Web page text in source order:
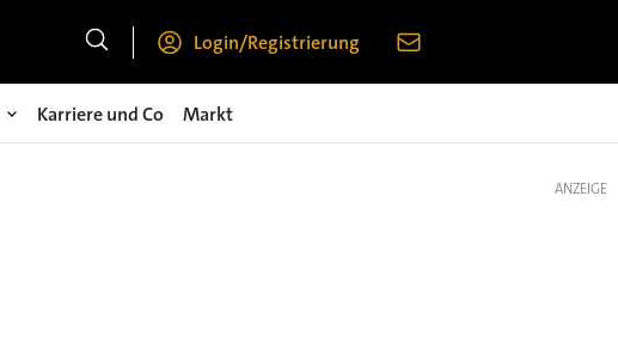
Login/Registrierung
Karriere und Co Markt
ANZEIGE